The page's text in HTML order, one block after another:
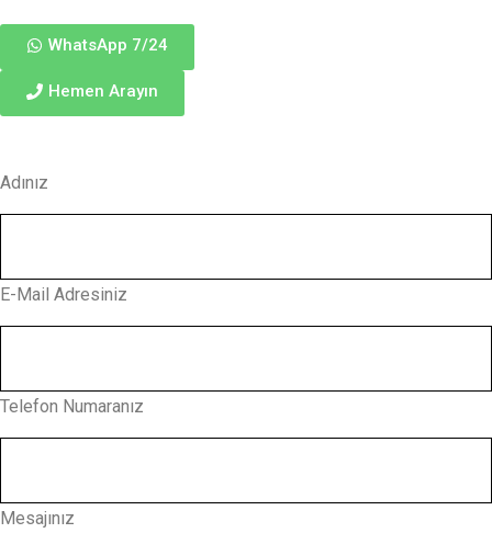
WhatsApp 7/24
Hemen Arayın
Adınız
E-Mail Adresiniz
Telefon Numaranız
Mesajınız